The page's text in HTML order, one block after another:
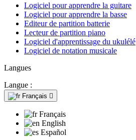
Logiciel pour apprendre la guitare
Logiciel pour apprendre la basse
Editeur de partition batterie
Lecteur de partition piano
Logiciel d'apprentissage du ukulélé
Logiciel de notation musicale
Langues
Langue :
Français 
Français
English
Español